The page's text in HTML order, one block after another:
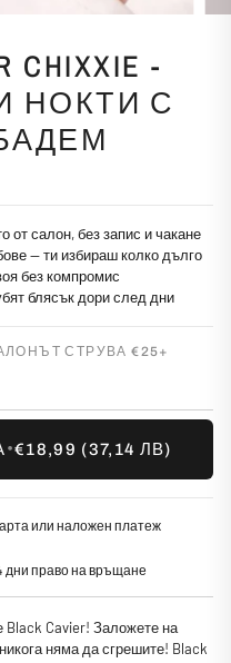
CHIXXIE -
НОКТИ С
от салон, без запис и чакане
— ти избираш колко дълго
без компромис
блясък дори след дни
•€18,99 (37,14 ЛВ)
или наложен платеж
дни право на връщане
Cavier! Заложете на
няма да сгрешите! Black